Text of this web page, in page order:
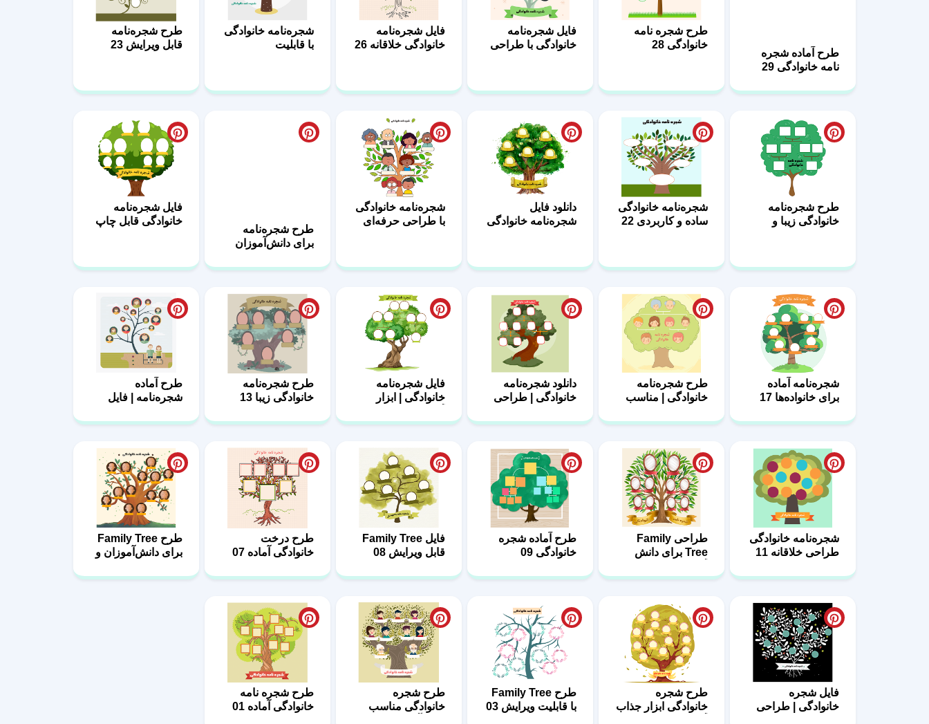
نامه خانوادگی 29
طرح شجره نامه
خانوادگی 28
فایل شجره‌نامه
خانوادگی با طراحی
فایل شجره‌نامه
خانوادگی خلاقانه 26
شجره‌نامه خانوادگی
با قابلیت
طرح شجره‌نامه
قابل ویرایش 23
طرح شجره‌نامه
خانوادگی زیبا و
مینیمال 24
شجره‌نامه خانوادگی
ساده و کاربردی 22
دانلود فایل
شجره‌نامه خانوادگی
21
شجره‌نامه خانوادگی
با طراحی حرفه‌ای
20
فایل شجره‌نامه
خانوادگی قابل چاپ
18
شجره‌نامه آماده
برای خانواده‌ها 17
طرح شجره‌نامه
خانوادگی | مناسب
مدرسه 16
دانلود شجره‌نامه
خانوادگی | طراحی
فایل شجره‌نامه
خانوادگی | ابزار
آموزشی 14
طرح شجره‌نامه
خانوادگی زیبا 13
طرح آماده
شجره‌نامه | فایل
لایه‌باز 12
شجره‌نامه خانوادگی
طراحی خلاقانه 11
طراحی Family
Tree برای دانش
آموزان 10
طرح آماده شجره
خانوادگی 09
فایل Family Tree
قابل ویرایش 08
طرح درخت
خانوادگی آماده 07
طرح Family Tree
برای دانش‌آموزان و
خانواده‌ها 06
فایل شجره
خانوادگی | طراحی
حرفه‌ای 05
طرح شجره
خانوادگی ابزار جذاب
آموزشی 04
طرح Family Tree
با قابلیت ویرایش 03
طرح شجره
خانوادگی مناسب
دانش‌آموزان 02
طرح شجره نامه
خانوادگی آماده 01